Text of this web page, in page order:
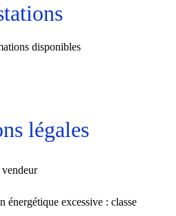
disponibles
légales
énergétique excessive : classe